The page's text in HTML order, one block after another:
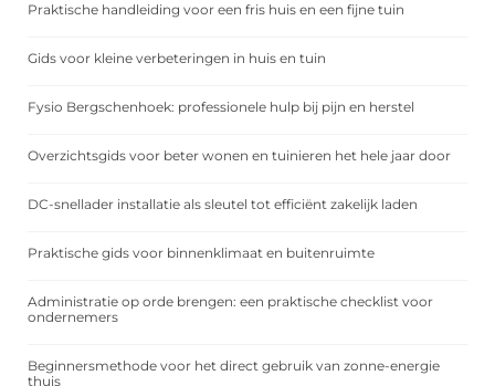
Praktische handleiding voor een fris huis en een fijne tuin
Gids voor kleine verbeteringen in huis en tuin
Fysio Bergschenhoek: professionele hulp bij pijn en herstel
Overzichtsgids voor beter wonen en tuinieren het hele jaar door
DC-snellader installatie als sleutel tot efficiënt zakelijk laden
Praktische gids voor binnenklimaat en buitenruimte
Administratie op orde brengen: een praktische checklist voor
ondernemers
Beginnersmethode voor het direct gebruik van zonne-energie
thuis